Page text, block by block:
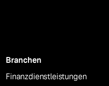
Branchen
Finanzdienstleistungen